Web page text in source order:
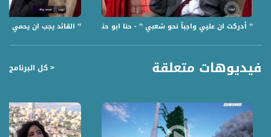
’’ القائد يجب ان يحمي
’’ أدركت ان عليي واجبآ نحو شعبي ’’ - حنا ابو حنا - الكاملة - الحلقة31 - الهوينا - قناة مساواة
فيديوهات متعلقة < كل البرنامج